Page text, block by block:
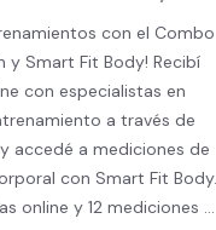
con el Combo
y Smart Fit Body! Recibí
con especialistas en
a través de
accedé a mediciones de
con Smart Fit Body.
online y 12 mediciones al